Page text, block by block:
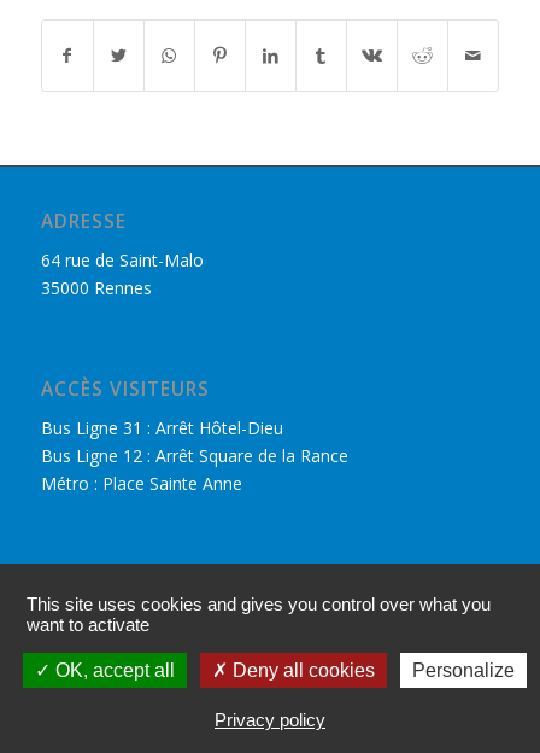
ADRESSE
64 rue de Saint-Malo
35000 Rennes
ACCÈS VISITEURS
Bus Ligne 31 : Arrêt Hôtel-Dieu
Bus Ligne 12 : Arrêt Square de la Rance
Métro : Place Sainte Anne
Nous retrouver sur Facebook
Accès adhérents
Mentions légales
This site uses cookies and gives you control over what you
want to activate
OK, accept all Deny all cookies Personalize
Privacy policy